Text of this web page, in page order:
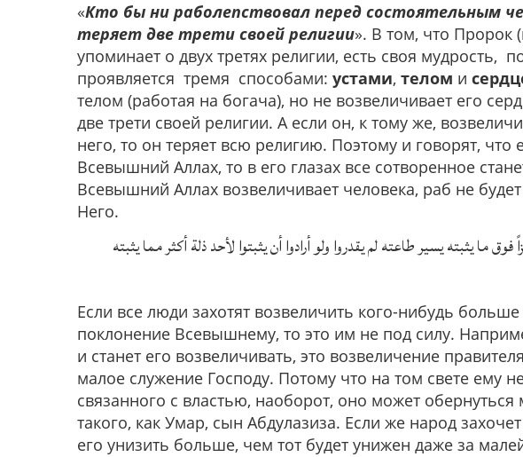
«Кто бы ни раболепствовал перед состоятельным
теряет две трети своей религии». В том, что Пророк
упоминает о двух третях религии, есть своя мудрость,
проявляется тремя способами: устами, телом и
телом (работая на богача), но не возвеличивает его
две трети своей религии. А если он, к тому же,
него, то он теряет всю религию. Поэтому и говорят, что
Всевышний Аллах, то в его глазах все сотворенное
Всевышний Аллах возвеличивает человека, раб не
Него.
ما يثبته يسير طاعته لم يقدروا ولو أرادوا أن يثبتوا لأحد ذلة أكثر مما يثبته
Если все люди захотят возвеличить кого-нибудь
поклонение Всевышнему, то это им не под силу.
и станет его возвеличивать, это возвеличение
малое служение Господу. Потому что на том свете ему
связанного с властью, наоборот, оно может
такого, как Умар, сын Абдулазиза. Если же народ
его унизить больше, чем тот будет унижен даже за